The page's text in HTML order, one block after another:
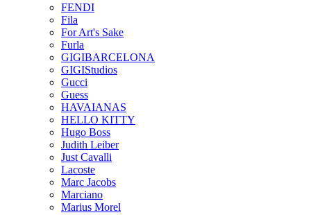
FENDI
Fila
For Art's Sake
Furla
GIGIBARCELONA
GIGIStudios
Gucci
Guess
HAVAIANAS
HELLO KITTY
Hugo Boss
Judith Leiber
Just Cavalli
Lacoste
Marc Jacobs
Marciano
Marius Morel